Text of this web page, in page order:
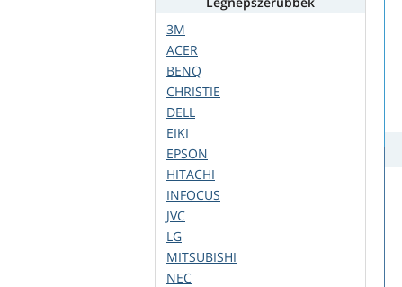
3M
ACER
BENQ
CHRISTIE
DELL
EIKI
EPSON
HITACHI
INFOCUS
JVC
LG
MITSUBISHI
NEC